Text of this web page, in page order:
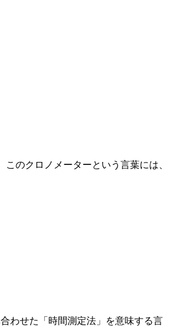
のクロノメーターという言葉には、
わせた「時間測定法」を意味する言